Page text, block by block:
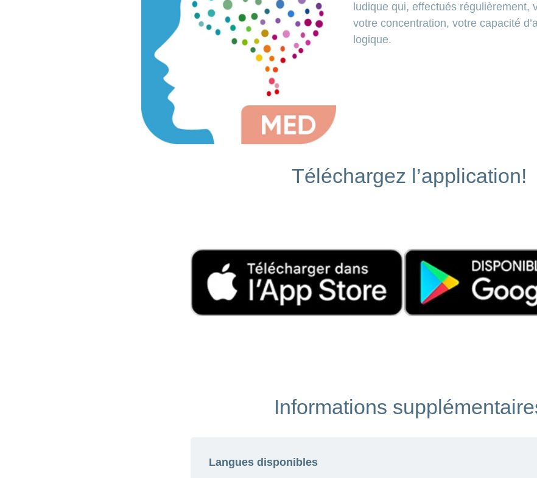
ludique qui, effectués régulièrement,
votre concentration, votre capacité
logique.
Téléchargez l’application!
Informations
Langues disponibles